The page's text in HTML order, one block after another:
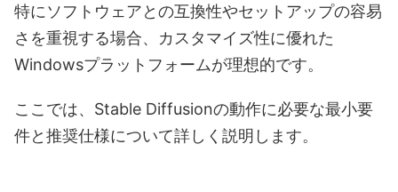
特にソフトウェアとの互換性やセットアップの容易
さを重視する場合、カスタマイズ性に優れた
Windowsプラットフォームが理想的です。
ここでは、Stable Diffusionの動作に必要な最小要
件と推奨仕様について詳しく説明します。